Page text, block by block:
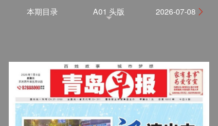
本期目录 A01 头版 2026-07-08